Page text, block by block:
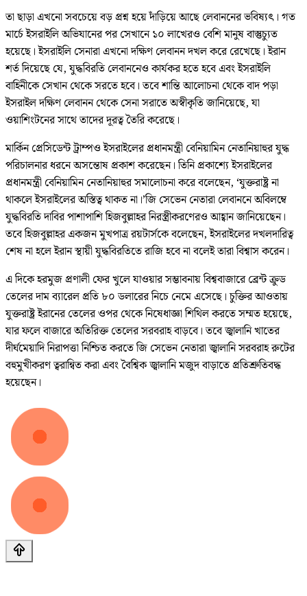
তা ছাড়া এখনো সবচেয়ে বড় প্রশ্ন হয়ে দাঁড়িয়ে আছে লেবাননের ভবিষ্যৎ। গত
মার্চে ইসরাইলি অভিযানের পর সেখানে ১০ লাখেরও বেশি মানুষ বাস্তুচ্যুত
হয়েছে। ইসরাইলি সেনারা এখনো দক্ষিণ লেবানন দখল করে রেখেছে। ইরান
শর্ত দিয়েছে যে, যুদ্ধবিরতি লেবাননেও কার্যকর হতে হবে এবং ইসরাইলি
বাহিনীকে সেখান থেকে সরতে হবে। তবে শান্তি আলোচনা থেকে বাদ পড়া
ইসরাইল দক্ষিণ লেবানন থেকে সেনা সরাতে অস্বীকৃতি জানিয়েছে, যা
ওয়াশিংটনের সাথে তাদের দূরত্ব তৈরি করেছে।
মার্কিন প্রেসিডেন্ট ট্রাম্পও ইসরাইলের প্রধানমন্ত্রী বেনিয়ামিন নেতানিয়াহুর যুদ্ধ
পরিচালনার ধরনে অসন্তোষ প্রকাশ করেছেন। তিনি প্রকাশ্যে ইসরাইলের
প্রধানমন্ত্রী বেনিয়ামিন নেতানিয়াহুর সমালোচনা করে বলেছেন, ‘যুক্তরাষ্ট্র না
থাকলে ইসরাইলের অস্তিত্ব থাকত না।’জি সেভেন নেতারা লেবাননে অবিলম্বে
যুদ্ধবিরতি দাবির পাশাপাশি হিজবুল্লাহর নিরস্ত্রীকরণেরও আহ্বান জানিয়েছেন।
তবে হিজবুল্লাহর একজন মুখপাত্র রয়টার্সকে বলেছেন, ইসরাইলের দখলদারিত্ব
শেষ না হলে ইরান স্থায়ী যুদ্ধবিরতিতে রাজি হবে না বলেই তারা বিশ্বাস করেন।
এ দিকে হরমুজ প্রণালী ফের খুলে যাওয়ার সম্ভাবনায় বিশ্ববাজারে ব্রেন্ট ক্রুড
তেলের দাম ব্যারেল প্রতি ৮০ ডলারের নিচে নেমে এসেছে। চুক্তির আওতায়
যুক্তরাষ্ট্র ইরানের তেলের ওপর থেকে নিষেধাজ্ঞা শিথিল করতে সম্মত হয়েছে,
যার ফলে বাজারে অতিরিক্ত তেলের সরবরাহ বাড়বে। তবে জ্বালানি খাতের
দীর্ঘমেয়াদি নিরাপত্তা নিশ্চিত করতে জি সেভেন নেতারা জ্বালানি সরবরাহ রুটের
বহুমুখীকরণ ত্বরান্বিত করা এবং বৈশ্বিক জ্বালানি মজুদ বাড়াতে প্রতিশ্রুতিবদ্ধ
হয়েছেন।